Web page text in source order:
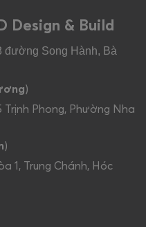
Design & Build
đường Song Hành, Bà
)
Trịnh Phong, Phường Nha
)
1, Trung Chánh, Hóc